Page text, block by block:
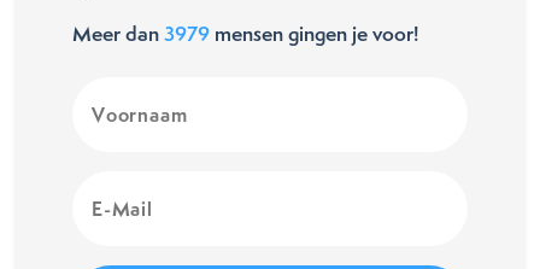
Meer dan3979 mensen gingen je voor!
(Vereist)
Mail